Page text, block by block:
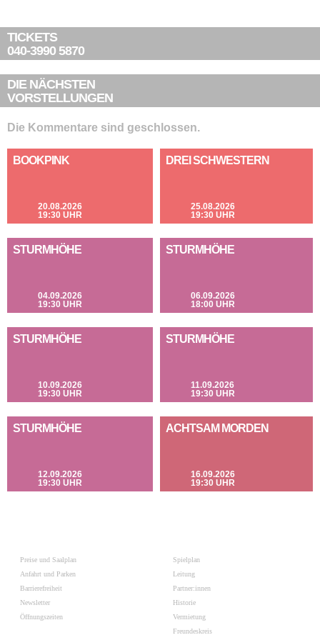
TICKETS
040-3990 5870
DIE NÄCHSTEN
VORSTELLUNGEN
Die Kommentare sind geschlossen.
BOOKPINK
20.08.2026
19:30 UHR
DREI SCHWESTERN
25.08.2026
19:30 UHR
STURMHÖHE
04.09.2026
19:30 UHR
STURMHÖHE
06.09.2026
18:00 UHR
STURMHÖHE
10.09.2026
19:30 UHR
STURMHÖHE
11.09.2026
19:30 UHR
STURMHÖHE
12.09.2026
19:30 UHR
ACHTSAM MORDEN
16.09.2026
19:30 UHR
Preise und Saalplan
Anfahrt und Parken
Barrierefreiheit
Newsletter
Öffnungszeiten
Spielplan
Leitung
Partner:innen
Historie
Vermietung
Freundeskreis